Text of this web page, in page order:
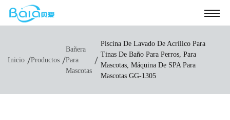
Inicio /Productos /
Bañera
Para
Mascotas
/
Piscina De Lavado De Acrílico Para
Tinas De Baño Para Perros, Para
Mascotas, Máquina De SPA Para
Mascotas GG-1305